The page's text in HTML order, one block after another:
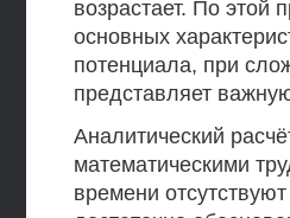
возрастает. По этой
основных
потенциала, при
представляет
Аналитический
математическими
времени